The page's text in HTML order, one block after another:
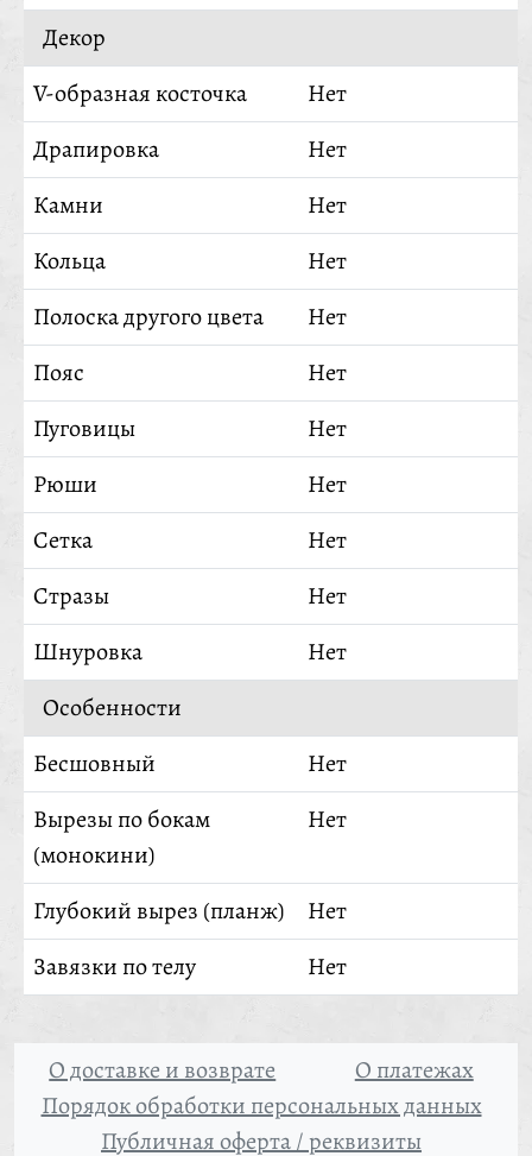
Декор
V-образная косточка
Нет
Драпировка
Нет
Камни
Нет
Кольца
Нет
Полоска другого цвета
Нет
Пояс
Нет
Пуговицы
Нет
Рюши
Нет
Сетка
Нет
Стразы
Нет
Шнуровка
Нет
Особенности
Бесшовный
Нет
Вырезы по бокам
(монокини)
Нет
Глубокий вырез (планж)
Нет
Завязки по телу
Нет
О доставке и возврате
О платежах
Порядок обработки персональных данных
Публичная оферта / реквизиты